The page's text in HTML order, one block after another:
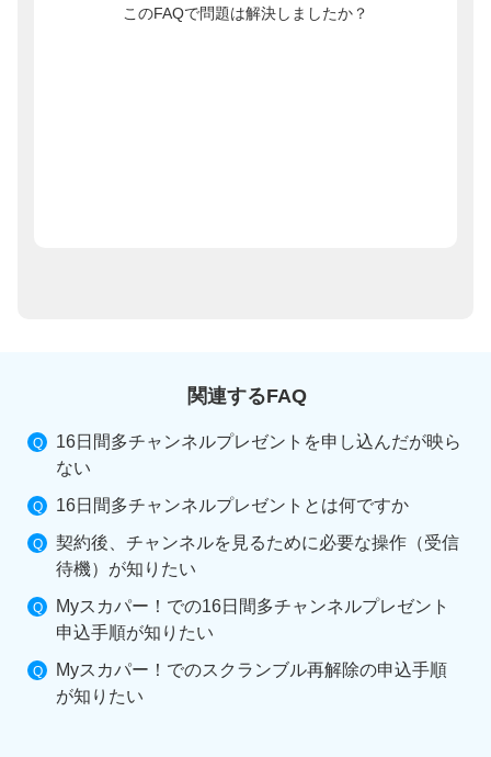
このFAQで問題は解決しましたか？
関連するFAQ
16日間多チャンネルプレゼントを申し込んだが映ら
ない
16日間多チャンネルプレゼントとは何ですか
契約後、チャンネルを見るために必要な操作（受信
待機）が知りたい
Myスカパー！での16日間多チャンネルプレゼント
申込手順が知りたい
Myスカパー！でのスクランブル再解除の申込手順
が知りたい